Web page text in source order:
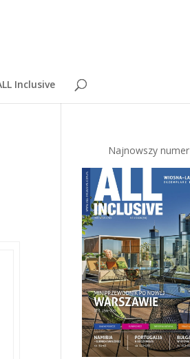
Inclusive
Najnowszy numer